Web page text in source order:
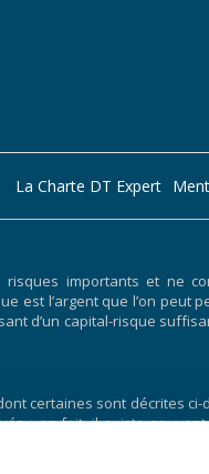
La Charte DT Expert
importants et ne
l’argent que l’on
d’un capital-risque
certaines sont décrites
; en fait, il existe
L’une des
pas de risque